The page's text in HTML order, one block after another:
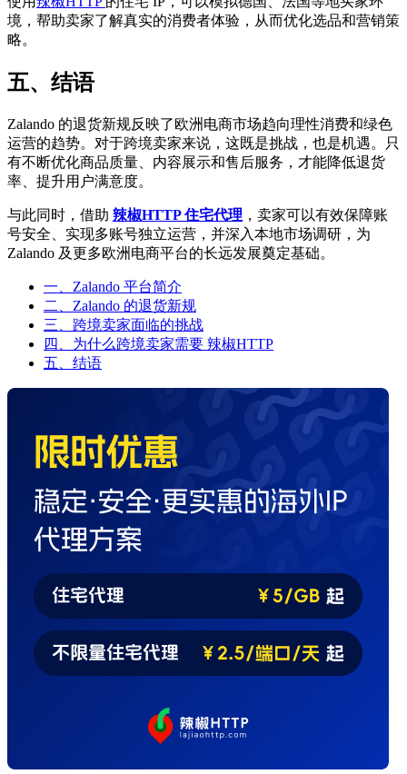
境，帮助卖家了解真实的消费者体验，从而优化选品和营销策
略。
五、结语
Zalando 的退货新规反映了欧洲电商市场趋向理性消费和绿色
运营的趋势。对于跨境卖家来说，这既是挑战，也是机遇。只
有不断优化商品质量、内容展示和售后服务，才能降低退货
率、提升用户满意度。
与此同时，借助 辣椒HTTP 住宅代理 ，卖家可以有效保障账
号安全、实现多账号独立运营，并深入本地市场调研，为
Zalando 及更多欧洲电商平台的长远发展奠定基础。
一、Zalando 平台简介
二、Zalando 的退货新规
三、跨境卖家面临的挑战
四、为什么跨境卖家需要 辣椒HTTP
五、结语